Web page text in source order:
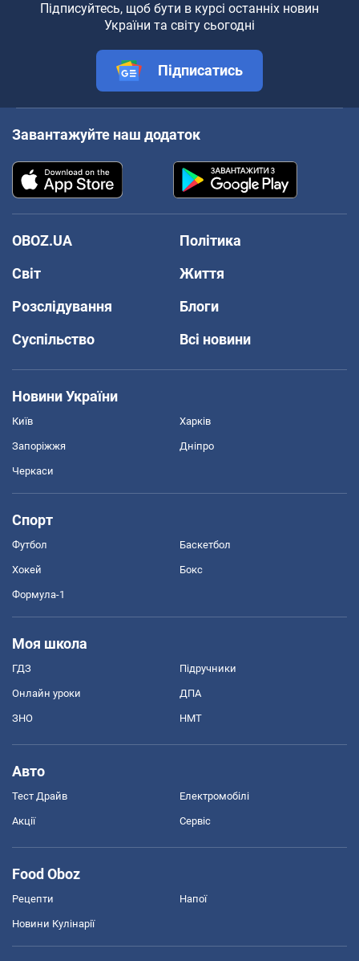
Підписуйтесь, щоб бути в курсі останніх новин
України та світу сьогодні
Підписатись
Завантажуйте наш додаток
OBOZ.UA
Політика
Світ
Життя
Розслідування
Блоги
Суспільство
Всі новини
Новини України
Київ Харків
Запоріжжя Дніпро
Черкаси
Спорт
Футбол Баскетбол
Хокей Бокс
Формула-1
Моя школа
ГДЗ Підручники
Онлайн уроки ДПА
ЗНО НМТ
Авто
Тест Драйв Електромобілі
Акції Сервіс
Food Oboz
Рецепти Напої
Новини Кулінарії